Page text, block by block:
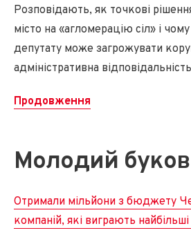
Розповідають, як точкові
місто на «агломерацію сіл» і
депутату може загрожувати
адміністративна відповідальність
Продовження
Молодий
Отримали мільйони з бюджету
компаній, які виграють